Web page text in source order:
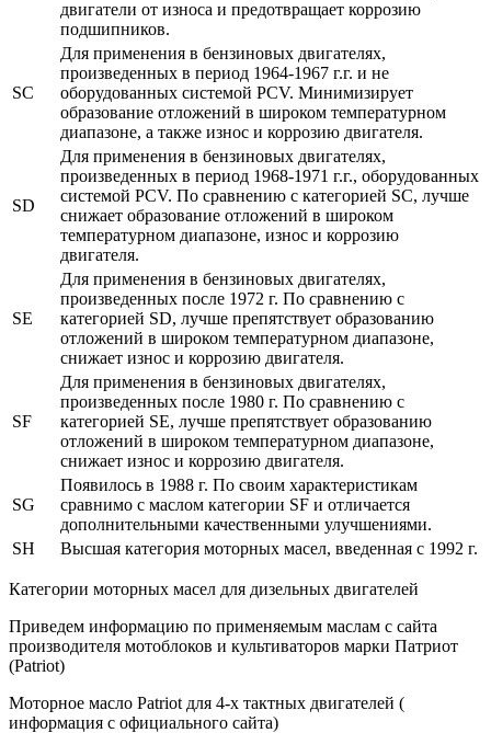
двигатели от износа и предотвращает коррозию
подшипников.
SC
Для применения в бензиновых двигателях,
произведенных в период 1964-1967 г.г. и не
оборудованных системой PCV. Минимизирует
образование отложений в широком температурном
диапазоне, а также износ и коррозию двигателя.
SD
Для применения в бензиновых двигателях,
произведенных в период 1968-1971 г.г., оборудованных
системой PCV. По сравнению с категорией SC, лучше
снижает образование отложений в широком
температурном диапазоне, износ и коррозию
двигателя.
SE
Для применения в бензиновых двигателях,
произведенных после 1972 г. По сравнению с
категорией SD, лучше препятствует образованию
отложений в широком температурном диапазоне,
снижает износ и коррозию двигателя.
SF
Для применения в бензиновых двигателях,
произведенных после 1980 г. По сравнению с
категорией SE, лучше препятствует образованию
отложений в широком температурном диапазоне,
снижает износ и коррозию двигателя.
SG
Появилось в 1988 г. По своим характеристикам
сравнимо с маслом категории SF и отличается
дополнительными качественными улучшениями.
SH
Высшая категория моторных масел, введенная с 1992 г.
Категории моторных масел для дизельных двигателей
Приведем информацию по применяемым маслам с сайта
производителя мотоблоков и культиваторов марки Патриот
(Patriot)
Моторное масло Patriot для 4-х тактных двигателей (
информация с официального сайта)